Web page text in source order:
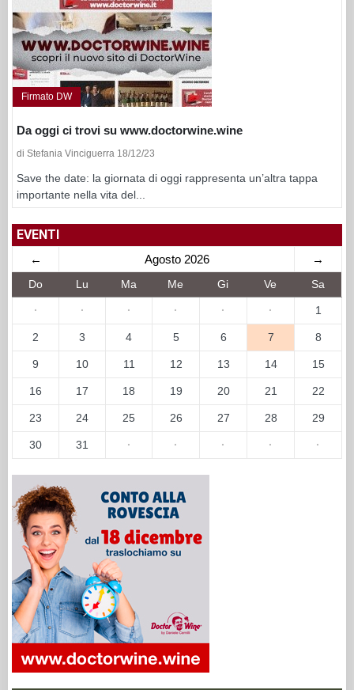
Firmato DW
Da oggi ci trovi su www.doctorwine.wine
di Stefania Vinciguerra 18/12/23
Save the date: la giornata di oggi rappresenta un’altra tappa
importante nella vita del...
EVENTI
← Agosto 2026 →
Do Lu Ma Me Gi Ve Sa
· · · · · · 1
2 3 4 5 6 7 8
9 10 11 12 13 14 15
16 17 18 19 20 21 22
23 24 25 26 27 28 29
30 31 · · · · ·